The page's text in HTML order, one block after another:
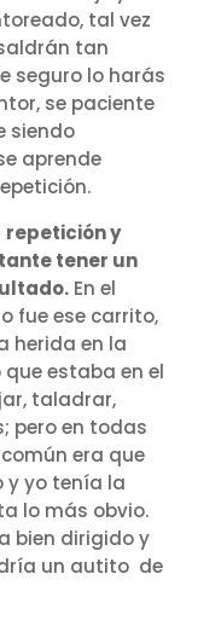
tal vez
tan
seguro lo harás
se paciente
siendo
aprende
repetición y
tener un
En el
fue ese carrito,
herida en la
estaba en el
taladrar,
pero en todas
era que
y yo tenía la
lo más obvio.
bien dirigido y
un autito de